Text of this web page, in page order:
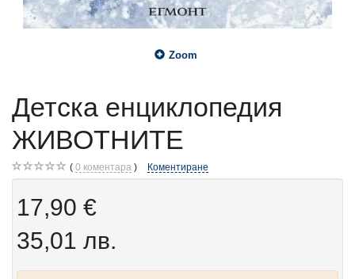
Zoom
Детска енциклопедия
ЖИВОТНИТЕ
0 коментара Коментиране
17,90 €
35,01 лв.